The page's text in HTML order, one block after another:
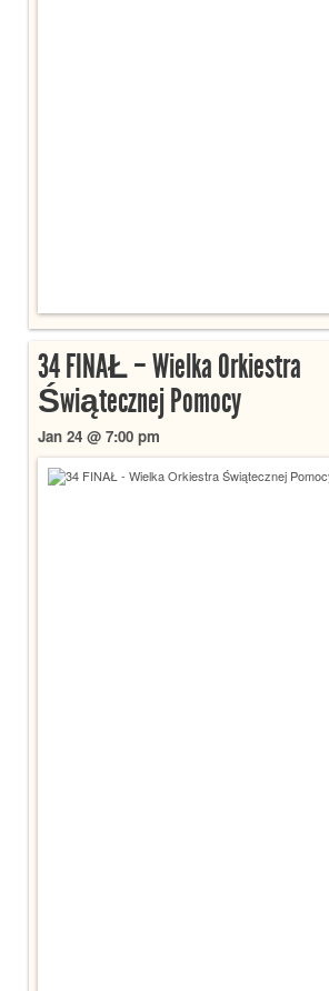
34 FINAŁ – Wielka Orkiestra
Świątecznej Pomocy
Jan 24 @ 7:00 pm